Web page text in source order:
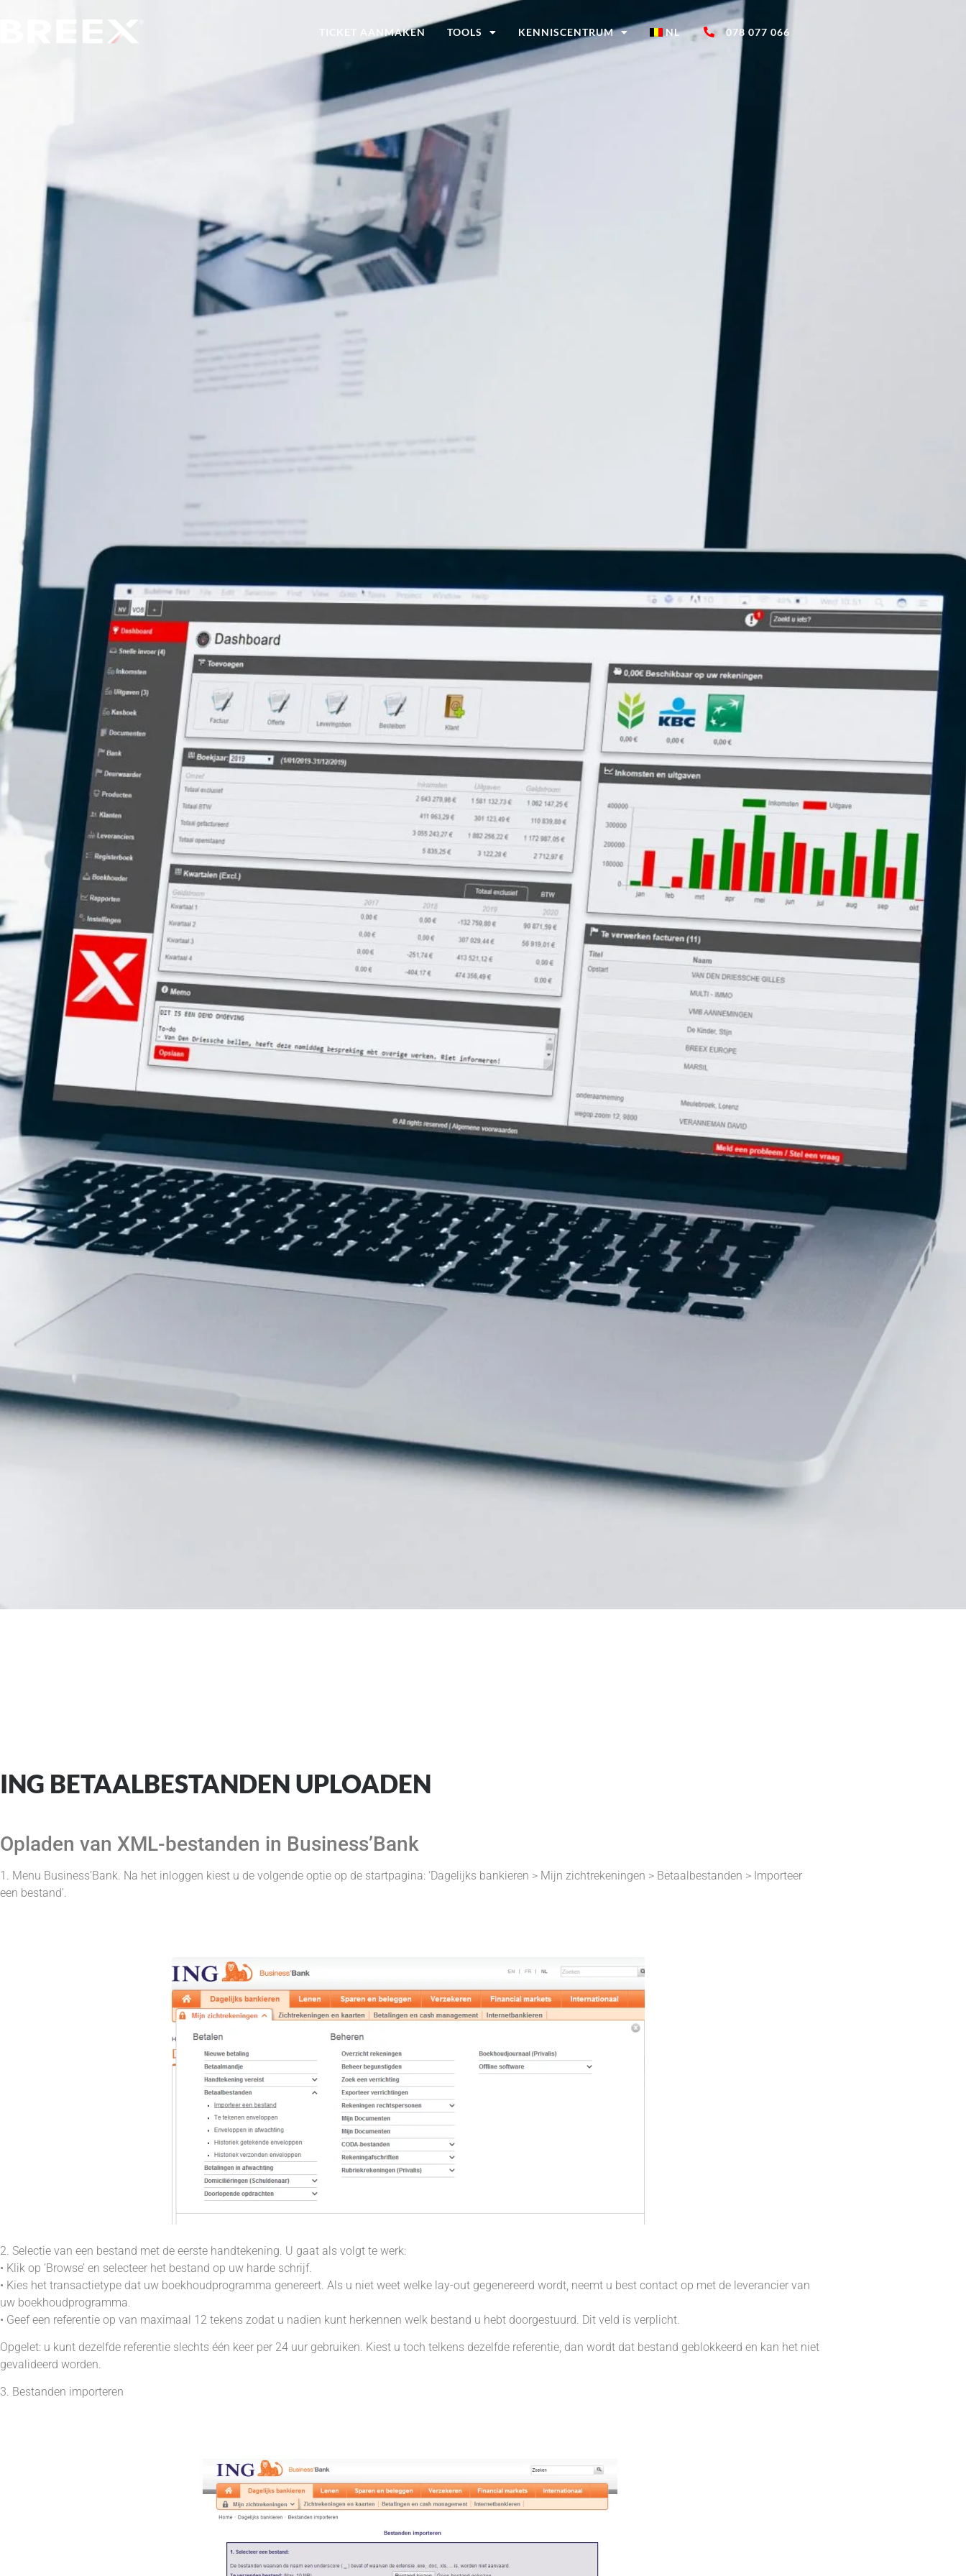
TICKET AANMAKEN TOOLS KENNISCENTRUM NL 078 077 066
ING BETAALBESTANDEN UPLOADEN
Opladen van XML-bestanden in Business’Bank
1. Menu Business’Bank. Na het inloggen kiest u de volgende optie op de startpagina: ‘Dagelijks bankieren > Mijn zichtrekeningen > Betaalbestanden > Importeer
een bestand’.
2. Selectie van een bestand met de eerste handtekening. U gaat als volgt te werk:
• Klik op ‘Browse’ en selecteer het bestand op uw harde schrijf.
• Kies het transactietype dat uw boekhoudprogramma genereert. Als u niet weet welke lay-out gegenereerd wordt, neemt u best contact op met de leverancier van
uw boekhoudprogramma.
• Geef een referentie op van maximaal 12 tekens zodat u nadien kunt herkennen welk bestand u hebt doorgestuurd. Dit veld is verplicht.
Opgelet: u kunt dezelfde referentie slechts één keer per 24 uur gebruiken. Kiest u toch telkens dezelfde referentie, dan wordt dat bestand geblokkeerd en kan het niet
gevalideerd worden.
3. Bestanden importeren